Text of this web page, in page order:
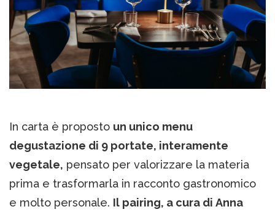
In carta è proposto un unico menu
degustazione di 9 portate, interamente
vegetale, pensato per valorizzare la materia
prima e trasformarla in racconto gastronomico
e molto personale. Il pairing, a cura di Anna